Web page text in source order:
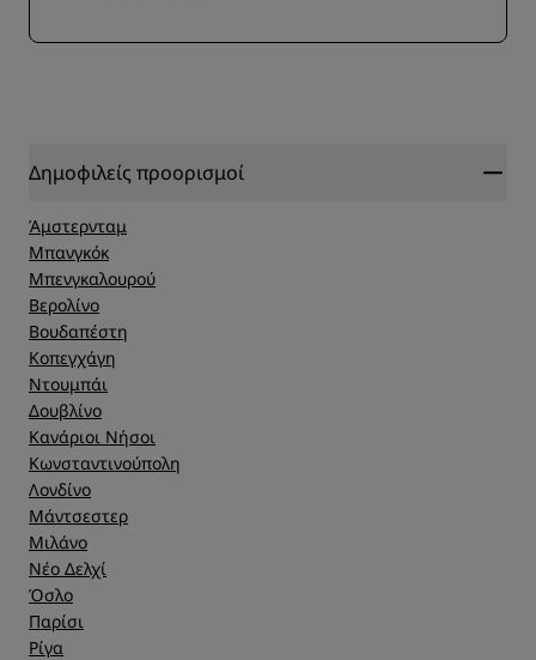
Δημοφιλείς προορισμοί
Άμστερνταμ
Μπανγκόκ
Μπενγκαλουρού
Βερολίνο
Βουδαπέστη
Κοπεγχάγη
Ντουμπάι
Δουβλίνο
Κανάριοι Νήσοι
Κωνσταντινούπολη
Λονδίνο
Μάντσεστερ
Μιλάνο
Νέο Δελχί
Όσλο
Παρίσι
Ρίγα